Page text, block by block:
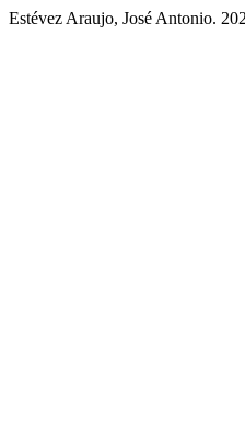
Estévez Araujo, José Antonio.